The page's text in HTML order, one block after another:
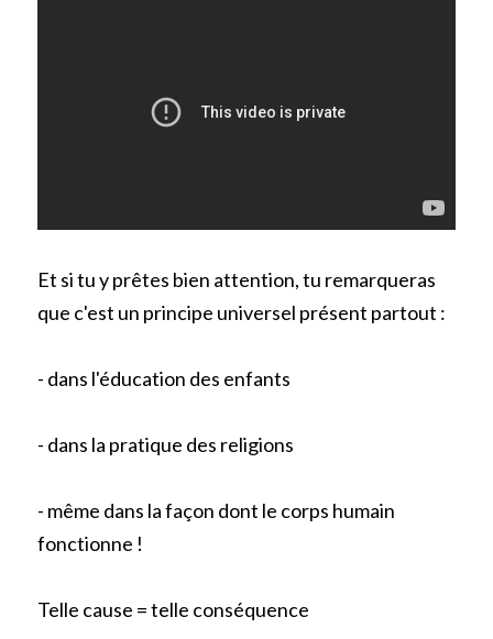
Et si tu y prêtes bien attention, tu remarqueras
que c'est un principe universel présent partout :
- dans l'éducation des enfants
- dans la pratique des religions
- même dans la façon dont le corps humain
fonctionne !
Telle cause = telle conséquence